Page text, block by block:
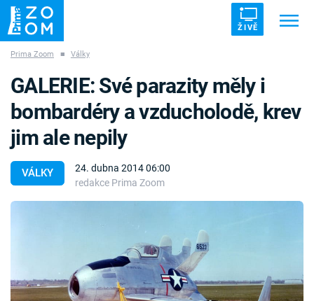
ŽIVĚ
ZÁHADY VETŘELCI DÁVNOVĚKU
Témata
TV Program
Prima Zoom ■ Války
VÁLKY
24. dubna 2014 06:00
redakce Prima Zoom
GALERIE: Své parazity měly i
bombardéry a vzducholodě, krev
jim ale nepily